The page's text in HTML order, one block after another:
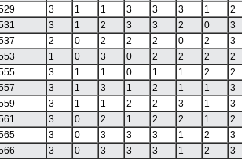
3 1 1 3 3 3 1 2
3 1 2 3 3 2 0 3
2 0 2 2 2 0 2 3
1 0 3 0 2 2 2 2
3 1 1 0 1 1 2 2
3 1 3 1 2 1 1 3
3 1 1 2 2 3 1 3
3 0 2 1 2 2 1 2
3 0 3 3 3 1 2 3
3 0 3 3 3 1 2 3